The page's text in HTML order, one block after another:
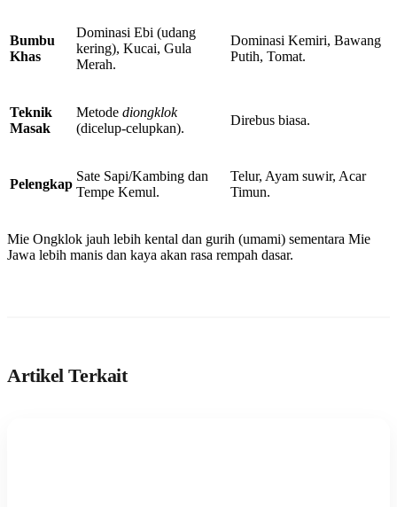
Bumbu
Khas
Dominasi Ebi (udang
kering), Kucai, Gula
Merah.
Dominasi Kemiri, Bawang
Putih, Tomat.
Teknik
Masak
Metode diongklok
(dicelup-celupkan).
Direbus biasa.
Pelengkap
Sate Sapi/Kambing dan
Tempe Kemul.
Telur, Ayam suwir, Acar
Timun.
Mie Ongklok jauh lebih kental dan gurih (umami) sementara Mie
Jawa lebih manis dan kaya akan rasa rempah dasar.
Artikel Terkait